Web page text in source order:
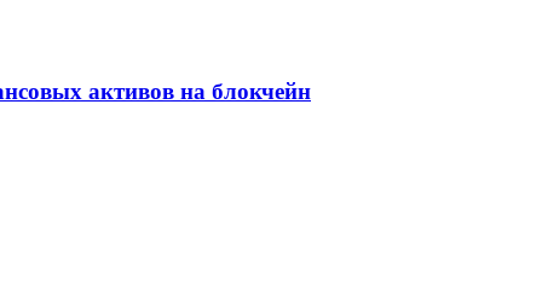
активов на блокчейн